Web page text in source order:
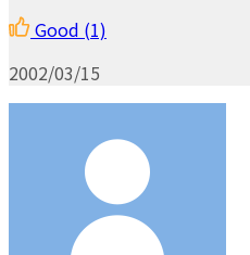
Good (1)
2002/03/15